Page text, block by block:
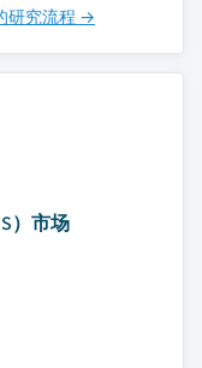
研究流程 →
）市场